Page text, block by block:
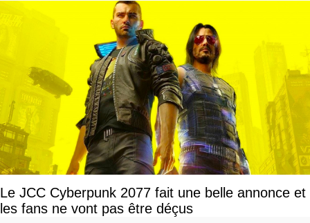
Le JCC Cyberpunk 2077 fait une belle annonce et
les fans ne vont pas être déçus